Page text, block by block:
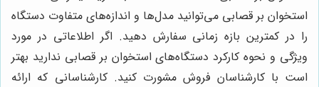
استخوان بر قصابی می‌توانید مدل‌ها و اندازه‌های متفاوت دستگاه
را در کمترین بازه زمانی سفارش دهید. اگر اطلاعاتی در مورد
ویژگی و نحوه کارکرد دستگاه‌های استخوان بر قصابی ندارید بهتر
است با کارشناسان فروش مشورت کنید. کارشناسانی که ارائه